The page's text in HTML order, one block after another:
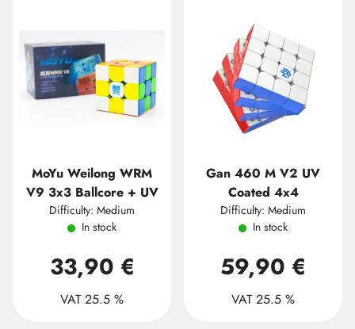
MoYu Weilong WRM
V9 3x3 Ballcore + UV
Difficulty: Medium
In stock
33,90 €
VAT 25.5 %
Gan 460 M V2 UV
Coated 4x4
Difficulty: Medium
In stock
59,90 €
VAT 25.5 %